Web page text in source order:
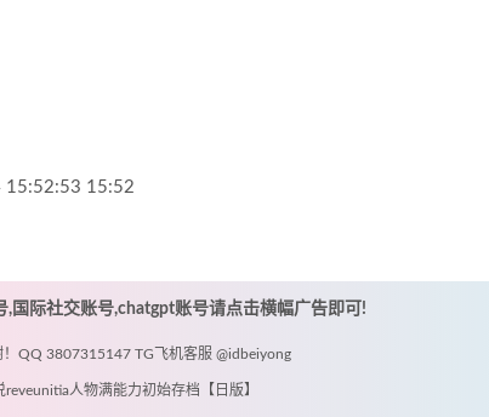
15:52:53 15:52
,国际社交账号,chatgpt账号请点击横幅广告即可!
QQ 3807315147 TG飞机客服 @idbeiyong
reveunitia人物满能力初始存档【日版】